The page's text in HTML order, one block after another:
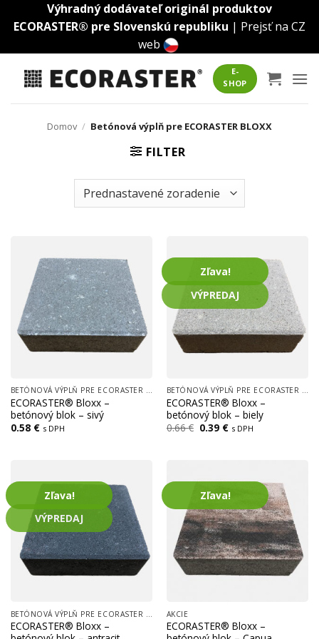
Výhradný dodávateľ originál produktov
ECORASTER® pre Slovenskú republiku | Prejsť na CZ
web
E-
SHOP
Domov / Betónová výplň pre ECORASTER BLOXX
FILTER
BETÓNOVÁ VÝPLŇ PRE ECORASTER BLOXX
ECORASTER® Bloxx –
betónový blok – sivý
0.58 € s DPH
Zľava!
VÝPREDAJ
BETÓNOVÁ VÝPLŇ PRE ECORASTER BLOXX
ECORASTER® Bloxx –
betónový blok – biely
0.66€ Pôvodná
cena
0.39 €Aktuálna
cena
s DPH
Zľava!
VÝPREDAJ
ECORASTER® Bloxx –
Zľava!
AKCIE
ECORASTER® Bloxx –